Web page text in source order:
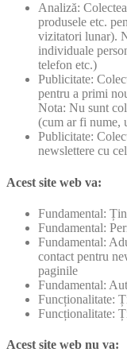
Analiză:
produsele etc.
vizitatori lunar).
individuale
telefon etc.)
Publicitate:
pentru a primi
Nota: Nu sunt
(cum ar fi nume,
Publicitate:
newslettere cu
Acest site web va:
Fundamental:
Fundamental:
Fundamental:
contact pentru
paginile
Fundamental:
Funcționalitate:
Funcționalitate:
Acest site web nu va: